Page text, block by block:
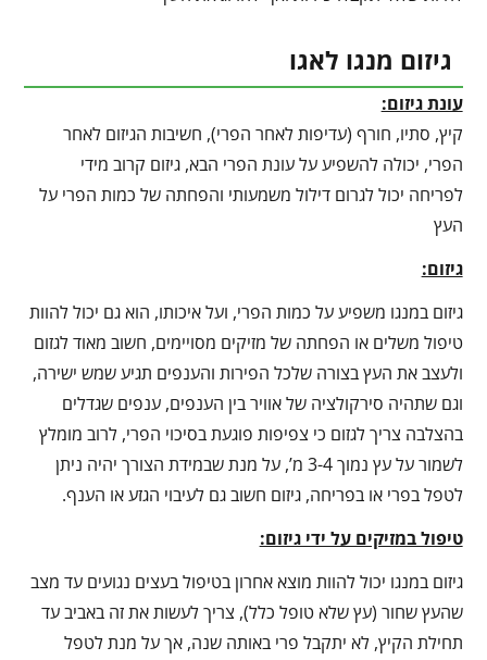
גיזום מנגו לאגו
עונת גיזום:
קיץ, סתיו, חורף (עדיפות לאחר הפרי), חשיבות הגיזום לאחר
הפרי, יכולה להשפיע על עונת הפרי הבא, גיזום קרוב מידי
לפריחה יכול לגרום דילול משמעותי והפחתה של כמות הפרי על
העץ
גיזום:
גיזום במנגו משפיע על כמות הפרי, ועל איכותו, הוא גם יכול להוות
טיפול משלים או הפחתה של מזיקים מסויימים, חשוב מאוד לגזום
ולעצב את העץ בצורה שלכל הפירות והענפים תגיע שמש ישירה,
וגם שתהיה סירקולציה של אוויר בין הענפים, ענפים שגדלים
בהצלבה צריך לגזום כי צפיפות פוגעת בסיכוי הפרי, לרוב מומלץ
לשמור על עץ נמוך 3-4 מ’, על מנת שבמידת הצורך יהיה ניתן
לטפל בפרי או בפריחה, גיזום חשוב גם לעיבוי הגזע או הענף.
טיפול במזיקים על ידי גיזום:
גיזום במנגו יכול להוות מוצא אחרון בטיפול בעצים נגועים עד מצב
שהעץ שחור (עץ שלא טופל כלל), צריך לעשות את זה באביב עד
תחילת הקיץ, לא יתקבל פרי באותה שנה, אך על מנת לטפל